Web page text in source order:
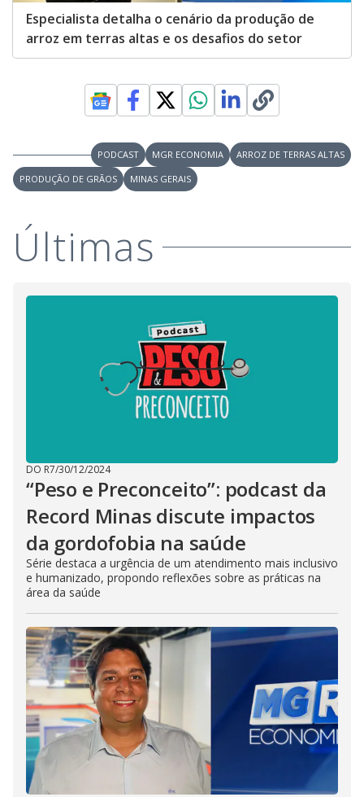
Especialista detalha o cenário da produção de
arroz em terras altas e os desafios do setor
PODCAST MGR ECONOMIA
ARROZ DE TERRAS ALTAS
PRODUÇÃO DE GRÃOS
MINAS GERAIS
Últimas
DO R7/30/12/2024
“Peso e Preconceito”: podcast da
Record Minas discute impactos
da gordofobia na saúde
Série destaca a urgência de um atendimento mais inclusivo
e humanizado, propondo reflexões sobre as práticas na
área da saúde